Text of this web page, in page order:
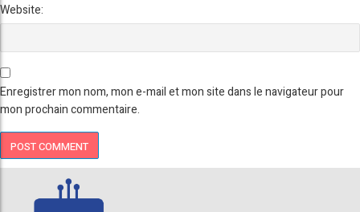
Website:
Enregistrer mon nom, mon e-mail et mon site dans le navigateur pour
mon prochain commentaire.